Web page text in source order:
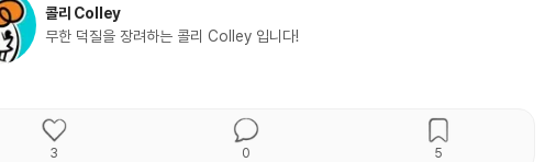
콜리 Colley
무한 덕질을 장려하는 콜리 Colley 입니다!
3 0 5